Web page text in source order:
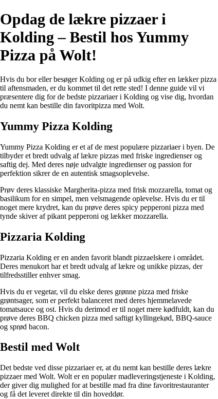
Opdag de lækre pizzaer i
Kolding – Bestil hos Yummy
Pizza på Wolt!
Hvis du bor eller besøger Kolding og er på udkig efter en lækker pizza
til aftensmaden, er du kommet til det rette sted! I denne guide vil vi
præsentere dig for de bedste pizzariaer i Kolding og vise dig, hvordan
du nemt kan bestille din favoritpizza med Wolt.
Yummy Pizza Kolding
Yummy Pizza Kolding er et af de mest populære pizzariaer i byen. De
tilbyder et bredt udvalg af lækre pizzas med friske ingredienser og
saftig dej. Med deres nøje udvalgte ingredienser og passion for
perfektion sikrer de en autentisk smagsoplevelse.
Prøv deres klassiske Margherita-pizza med frisk mozzarella, tomat og
basilikum for en simpel, men velsmagende oplevelse. Hvis du er til
noget mere krydret, kan du prøve deres spicy pepperoni pizza med
tynde skiver af pikant pepperoni og lækker mozzarella.
Pizzaria Kolding
Pizzaria Kolding er en anden favorit blandt pizzaelskere i området.
Deres menukort har et bredt udvalg af lækre og unikke pizzas, der
tilfredsstiller enhver smag.
Hvis du er vegetar, vil du elske deres grønne pizza med friske
grøntsager, som er perfekt balanceret med deres hjemmelavede
tomatsauce og ost. Hvis du derimod er til noget mere kødfuldt, kan du
prøve deres BBQ chicken pizza med saftigt kyllingekød, BBQ-sauce
og sprød bacon.
Bestil med Wolt
Det bedste ved disse pizzariaer er, at du nemt kan bestille deres lækre
pizzaer med Wolt. Wolt er en populær madleveringstjeneste i Kolding,
der giver dig mulighed for at bestille mad fra dine favoritrestauranter
og få det leveret direkte til din hoveddør.